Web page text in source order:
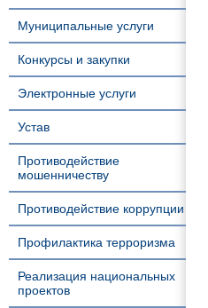
Муниципальные услуги
Конкурсы и закупки
Электронные услуги
Устав
Противодействие
мошенничеству
Противодействие коррупции
Профилактика терроризма
Реализация национальных
проектов